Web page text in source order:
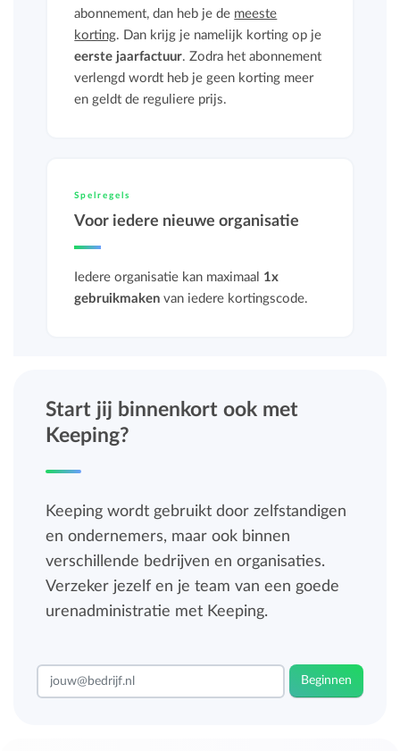
abonnement, dan heb je de meeste
korting. Dan krijg je namelijk korting op je
eerste jaarfactuur. Zodra het abonnement
verlengd wordt heb je geen korting meer
en geldt de reguliere prijs.
Spelregels
Voor iedere nieuwe organisatie
Iedere organisatie kan maximaal 1x
gebruikmaken van iedere kortingscode.
Start jij binnenkort ook met
Keeping?
Keeping wordt gebruikt door zelfstandigen
en ondernemers, maar ook binnen
verschillende bedrijven en organisaties.
Verzeker jezelf en je team van een goede
urenadministratie met Keeping.
Beginnen